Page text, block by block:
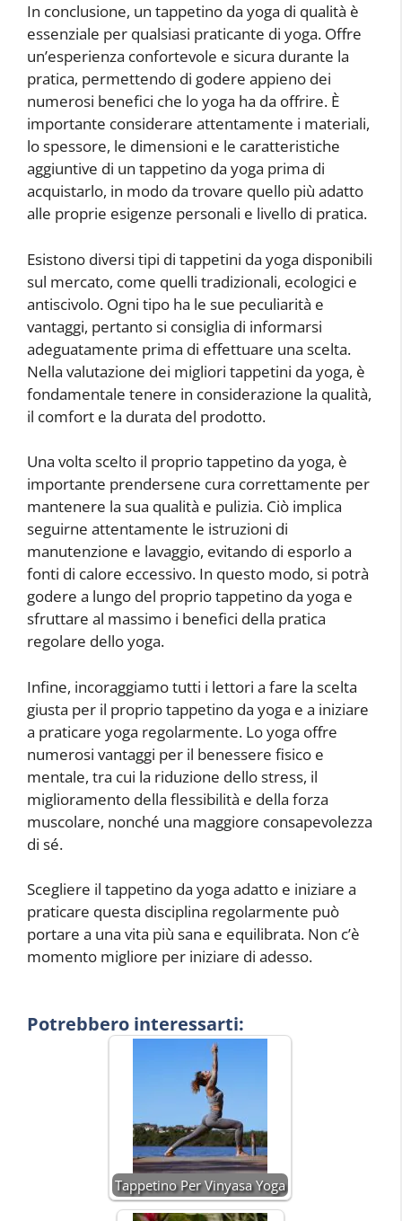
In conclusione, un tappetino da yoga di qualità è
essenziale per qualsiasi praticante di yoga. Offre
un’esperienza confortevole e sicura durante la
pratica, permettendo di godere appieno dei
numerosi benefici che lo yoga ha da offrire. È
importante considerare attentamente i materiali,
lo spessore, le dimensioni e le caratteristiche
aggiuntive di un tappetino da yoga prima di
acquistarlo, in modo da trovare quello più adatto
alle proprie esigenze personali e livello di pratica.
Esistono diversi tipi di tappetini da yoga disponibili
sul mercato, come quelli tradizionali, ecologici e
antiscivolo. Ogni tipo ha le sue peculiarità e
vantaggi, pertanto si consiglia di informarsi
adeguatamente prima di effettuare una scelta.
Nella valutazione dei migliori tappetini da yoga, è
fondamentale tenere in considerazione la qualità,
il comfort e la durata del prodotto.
Una volta scelto il proprio tappetino da yoga, è
importante prendersene cura correttamente per
mantenere la sua qualità e pulizia. Ciò implica
seguirne attentamente le istruzioni di
manutenzione e lavaggio, evitando di esporlo a
fonti di calore eccessivo. In questo modo, si potrà
godere a lungo del proprio tappetino da yoga e
sfruttare al massimo i benefici della pratica
regolare dello yoga.
Infine, incoraggiamo tutti i lettori a fare la scelta
giusta per il proprio tappetino da yoga e a iniziare
a praticare yoga regolarmente. Lo yoga offre
numerosi vantaggi per il benessere fisico e
mentale, tra cui la riduzione dello stress, il
miglioramento della flessibilità e della forza
muscolare, nonché una maggiore consapevolezza
di sé.
Scegliere il tappetino da yoga adatto e iniziare a
praticare questa disciplina regolarmente può
portare a una vita più sana e equilibrata. Non c’è
momento migliore per iniziare di adesso.
Potrebbero interessarti:
Tappetino Per Vinyasa Yoga